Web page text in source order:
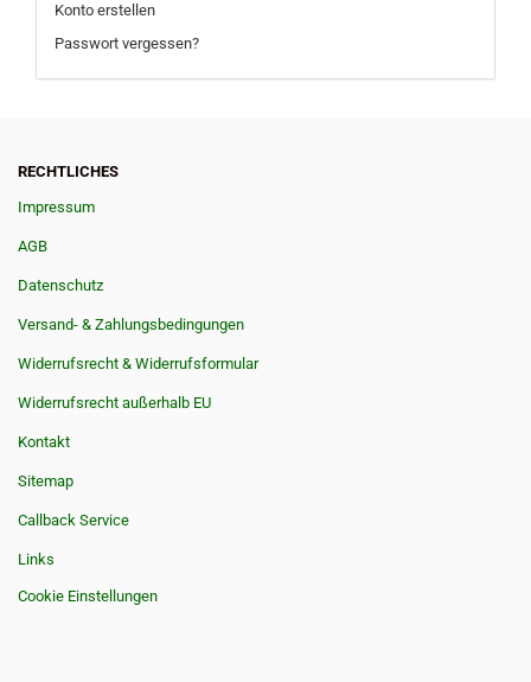
Konto erstellen
Passwort vergessen?
RECHTLICHES
Impressum
AGB
Datenschutz
Versand- & Zahlungsbedingungen
Widerrufsrecht & Widerrufsformular
Widerrufsrecht außerhalb EU
Kontakt
Sitemap
Callback Service
Links
Cookie Einstellungen